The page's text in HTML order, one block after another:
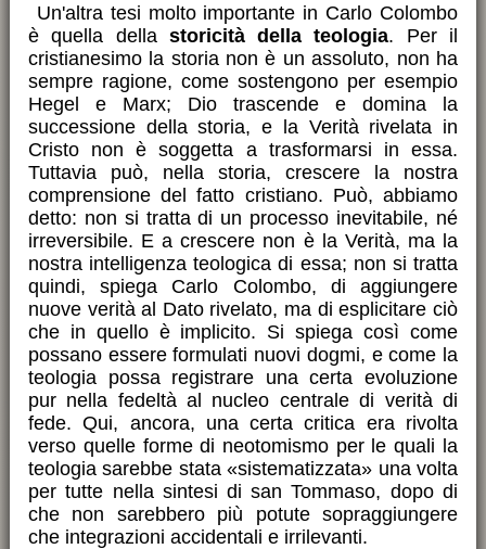
Un'altra tesi molto importante in Carlo Colombo
è quella della storicità della teologia. Per il
cristianesimo la storia non è un assoluto, non ha
sempre ragione, come sostengono per esempio
Hegel e Marx; Dio trascende e domina la
successione della storia, e la Verità rivelata in
Cristo non è soggetta a trasformarsi in essa.
Tuttavia può, nella storia, crescere la nostra
comprensione del fatto cristiano. Può, abbiamo
detto: non si tratta di un processo inevitabile, né
irreversibile. E a crescere non è la Verità, ma la
nostra intelligenza teologica di essa; non si tratta
quindi, spiega Carlo Colombo, di aggiungere
nuove verità al Dato rivelato, ma di esplicitare ciò
che in quello è implicito. Si spiega così come
possano essere formulati nuovi dogmi, e come la
teologia possa registrare una certa evoluzione
pur nella fedeltà al nucleo centrale di verità di
fede. Qui, ancora, una certa critica era rivolta
verso quelle forme di neotomismo per le quali la
teologia sarebbe stata «sistematizzata» una volta
per tutte nella sintesi di san Tommaso, dopo di
che non sarebbero più potute sopraggiungere
che integrazioni accidentali e irrilevanti.